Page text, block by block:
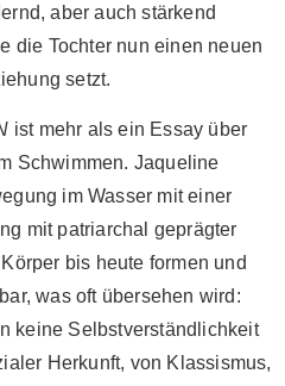
aber auch stärkend
die Tochter nun einen neuen
setzt.
ist mehr als ein Essay über
Schwimmen. Jaqueline
im Wasser mit einer
mit patriarchal geprägter
bis heute formen und
was oft übersehen wird:
keine Selbstverständlichkeit
Herkunft, von Klassismus,